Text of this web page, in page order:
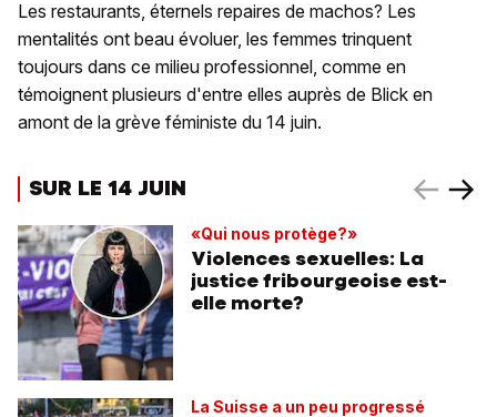
Les restaurants, éternels repaires de machos? Les
mentalités ont beau évoluer, les femmes trinquent
toujours dans ce milieu professionnel, comme en
témoignent plusieurs d'entre elles auprès de Blick en
amont de la grève féministe du 14 juin.
SUR LE 14 JUIN
«Qui nous protège?»
Violences sexuelles: La
justice fribourgeoise est-
elle morte?
La Suisse a un peu progressé